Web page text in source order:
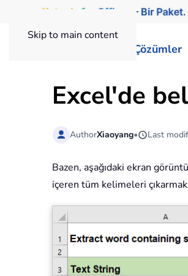
Skip to main content
Kutools for Office — Bir
Çözümler
Excel'de
AuthorXiaoyang• Last
Bazen, aşağıdaki ekran
içeren tüm kelimeleri